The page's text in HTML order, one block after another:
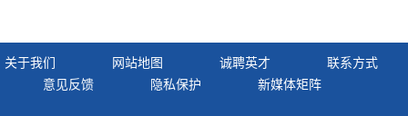
关于我们 网站地图 诚聘英才
联系方式
意见反馈
隐私保护 新媒体矩阵